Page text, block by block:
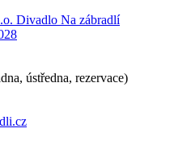
Divadlo Na zábradlí
ústředna, rezervace)